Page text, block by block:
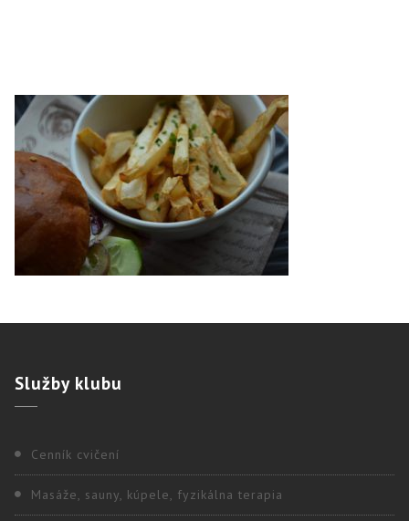
Službyklubu
Cenník cvičení
Masáže, sauny, kúpele, fyzikálna terapia